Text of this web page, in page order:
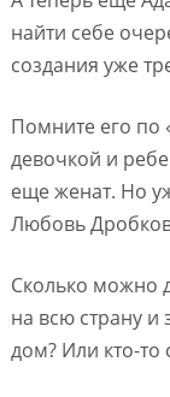
найти себе
создания уже
Помните его по
девочкой и
еще женат. Но
Любовь
Сколько можно
на всю страну
дом? Или кто-то